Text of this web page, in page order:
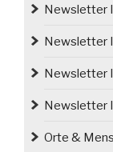
Newsletter
Newsletter
Newsletter
Newsletter
Orte &